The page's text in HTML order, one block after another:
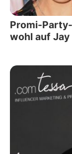
Promi-
wohl auf Jay